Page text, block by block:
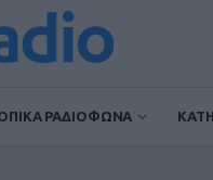
ΡΑΔΙΟΦΩΝΑ